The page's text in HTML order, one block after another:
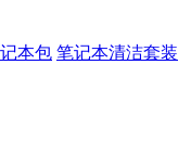
本包 笔记本清洁套装